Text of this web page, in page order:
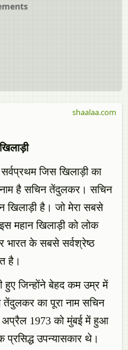
जिस खिलाड़ी का
है सचिन तेंदुलकर। सचिन
है। जो मेरा सबसे
महान खिलाड़ी को लोक
के सबसे सर्वश्रेष्ठ
है।
हुए जिन्होंने बेहद कम उम्र में
तेंदुलकर का पूरा नाम सचिन
1973 को मुंबई में हुआ
उपन्यासकार थे।
shaalaa.com